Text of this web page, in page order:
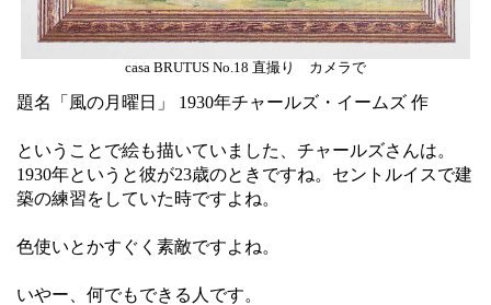
casa BRUTUS No.18 直撮り カメラで
題名「風の月曜日」 1930年チャールズ・イームズ 作
ということで絵も描いていました、チャールズさんは。
1930年というと彼が23歳のときですね。セントルイスで建
築の練習をしていた時ですよね。
色使いとかすぐく素敵ですよね。
いやー、何でもできる人です。